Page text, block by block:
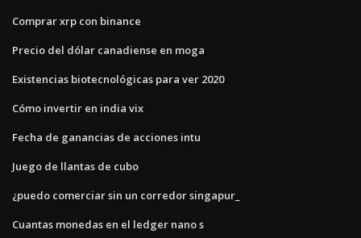
Comprar xrp con binance
Precio del dólar canadiense en moga
Existencias biotecnológicas para ver 2020
Cómo invertir en india vix
Fecha de ganancias de acciones intu
Juego de llantas de cubo
¿puedo comerciar sin un corredor singapur_
Cuantas monedas en el ledger nano s